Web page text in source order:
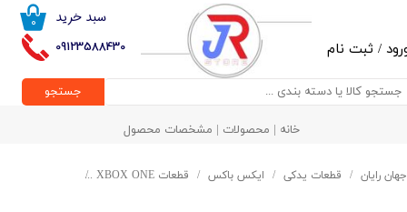
09123588430
۰ سبد خرید
/ ثبت نام
حساب کاربری من
تغییر گذر واژه
جستجو
خانه | محصولات | مشخصات محصول
جهان رایان قطعات یدکی ایکس باکس قطعات XBOX ONE